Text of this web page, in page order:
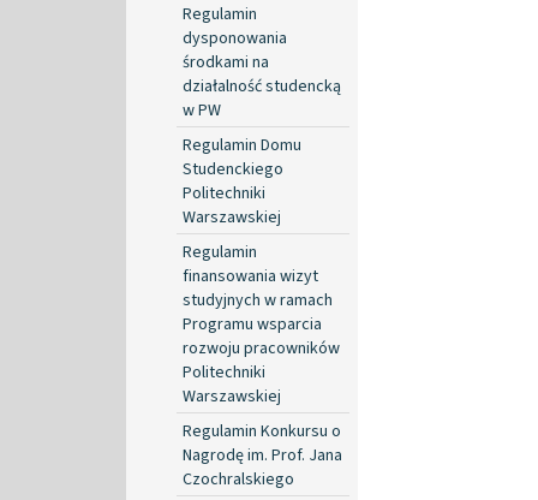
Regulamin
dysponowania
środkami na
działalność studencką
w PW
Regulamin Domu
Studenckiego
Politechniki
Warszawskiej
Regulamin
finansowania wizyt
studyjnych w ramach
Programu wsparcia
rozwoju pracowników
Politechniki
Warszawskiej
Regulamin Konkursu o
Nagrodę im. Prof. Jana
Czochralskiego